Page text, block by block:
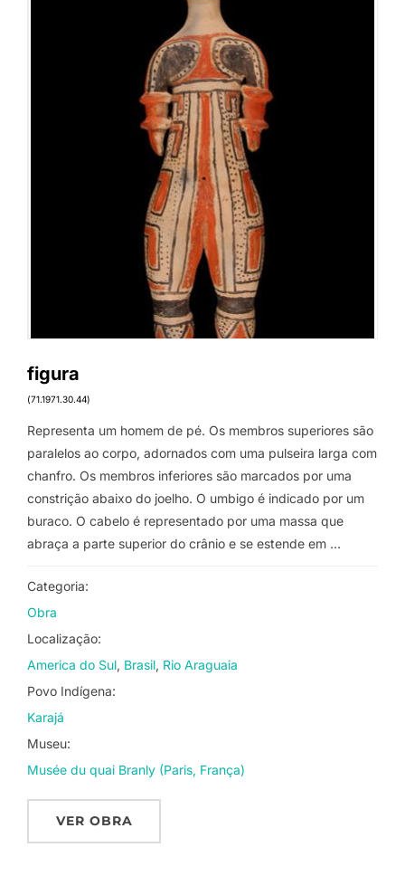
figura
(71.1971.30.44)
Representa um homem de pé. Os membros superiores são
paralelos ao corpo, adornados com uma pulseira larga com
chanfro. Os membros inferiores são marcados por uma
constrição abaixo do joelho. O umbigo é indicado por um
buraco. O cabelo é representado por uma massa que
abraça a parte superior do crânio e se estende em …
Categoria:
Obra
Localização:
America do Sul Brasil Rio Araguaia
Povo Indígena:
Karajá
Museu:
Musée du quai Branly (Paris, França)
VER OBRA